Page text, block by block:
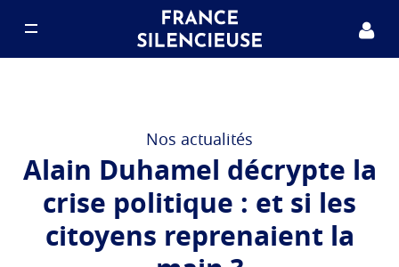
Nos actualités
Alain Duhamel décrypte la
crise politique : et si les
citoyens reprenaient la